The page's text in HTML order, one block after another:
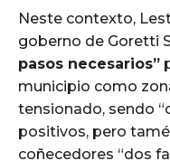
Neste contexto,
goberno de Goretti
pasos necesarios”
municipio como
tensionado, sendo
positivos, pero
coñecedores “dos